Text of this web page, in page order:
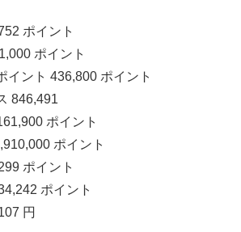
ポイント
ポイント
イント 436,800 ポイント
846,491
ポイント
ポイント
ポイント
ポイント
円